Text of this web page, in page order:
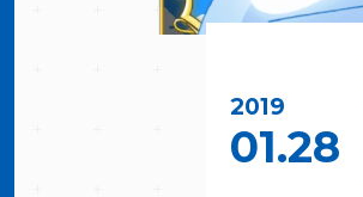
2019
01.28